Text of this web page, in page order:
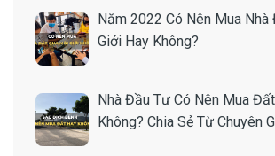
Năm 2022 Có Nên Mua
Giới Hay Không?
Nhà Đầu Tư Có Nên Mua
Không? Chia Sẻ Từ Chuyên